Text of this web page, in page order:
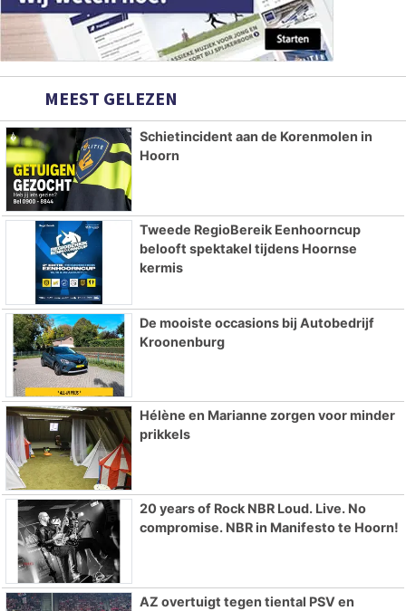
MEEST GELEZEN
Schietincident aan de Korenmolen in
Hoorn
Tweede RegioBereik Eenhoorncup
belooft spektakel tijdens Hoornse
kermis
De mooiste occasions bij Autobedrijf
Kroonenburg
Hélène en Marianne zorgen voor minder
prikkels
20 years of Rock NBR Loud. Live. No
compromise. NBR in Manifesto te Hoorn!
AZ overtuigt tegen tiental PSV en